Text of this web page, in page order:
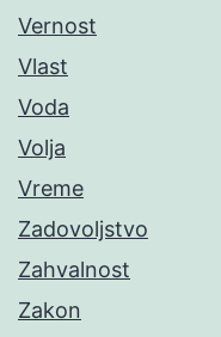
Vernost
Vlast
Voda
Volja
Vreme
Zadovoljstvo
Zahvalnost
Zakon